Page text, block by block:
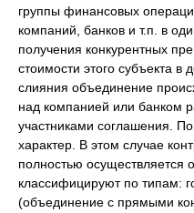
группы финансовых
компаний, банков и т.п. в
получения конкурентных
стоимости этого субъекта
слияния объединение
над компанией или банком
участниками соглашения.
характер. В этом случае
полностью осуществляется
классифицируют по типам:
(объединение с прямыми